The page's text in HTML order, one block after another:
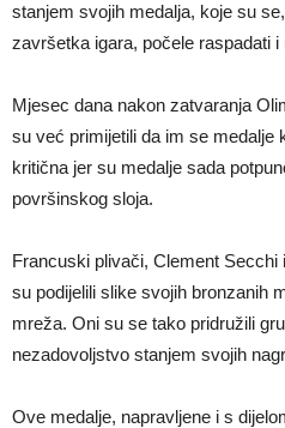
Mesi, znate li ko je drugi?
stanjem svojih medalja, koje su
završetka igara, počele raspadati i
Mjesec dana nakon zatvaranja
su već primijetili da im se medalje
kritična jer su medalje sada
površinskog sloja.
Francuski plivači, Clement Secchi
su podijelili slike svojih bronzanih
mreža. Oni su se tako pridružili
nezadovoljstvo stanjem svojih
Ove medalje, napravljene i s